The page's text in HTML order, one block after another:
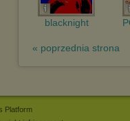
blacknight
« poprzednia strona
Platform